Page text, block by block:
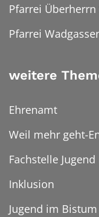
Pfarrei Überherrn
Pfarrei
weitere
Ehrenamt
Weil mehr geht-
Fachstelle
Inklusion
Jugend im